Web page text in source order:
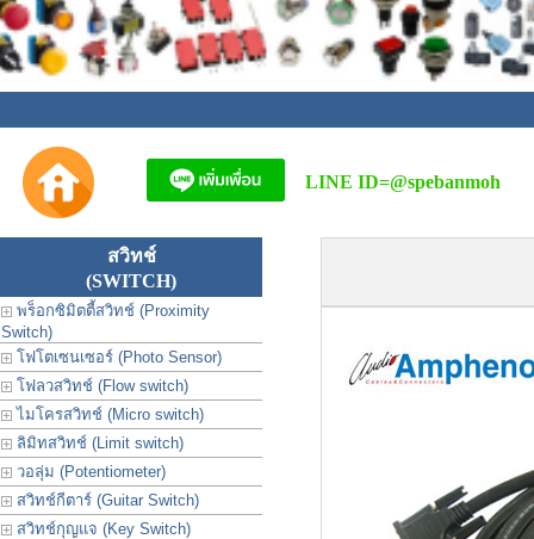
LINE ID=@spebanmoh
สวิทช์
(SWITCH)
พร็อกซิมิตตี้สวิทช์ (Proximity
Switch)
โฟโตเซนเซอร์ (Photo Sensor)
โฟลวสวิทช์ (Flow switch)
ไมโครสวิทช์ (Micro switch)
ลิมิทสวิทช์ (Limit switch)
วอลุ่ม (Potentiometer)
สวิทช์กีตาร์ (Guitar Switch)
สวิทช์กุญแจ (Key Switch)